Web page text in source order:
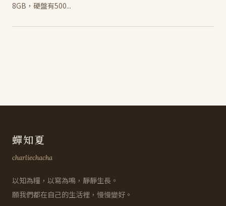
8GB，硬盤有500...
蟬知夏
charliechacha
以知為糧，以寫為鳴，靜靜生長。
願我們都在自己的生活裡，慢慢變好。